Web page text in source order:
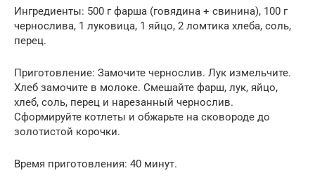
Ингредиенты: 500 г фарша (говядина + свинина), 100 г
чернослива, 1 луковица, 1 яйцо, 2 ломтика хлеба, соль,
перец.
Приготовление: Замочите чернослив. Лук измельчите.
Хлеб замочите в молоке. Смешайте фарш, лук, яйцо,
хлеб, соль, перец и нарезанный чернослив.
Сформируйте котлеты и обжарьте на сковороде до
золотистой корочки.
Время приготовления: 40 минут.